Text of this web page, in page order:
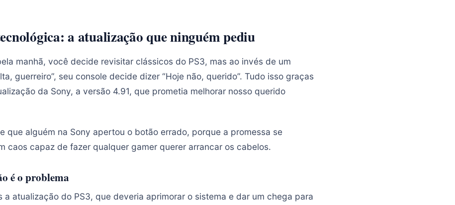
a atualização que ninguém pediu
manhã, você decide revisitar clássicos do PS3, mas ao invés de um
guerreiro”, seu console decide dizer “Hoje não, querido”. Tudo isso graças
da Sony, a versão 4.91, que prometia melhorar nosso querido
que alguém na Sony apertou o botão errado, porque a promessa se
caos capaz de fazer qualquer gamer querer arrancar os cabelos.
é o problema
a atualização do PS3, que deveria aprimorar o sistema e dar um chega para